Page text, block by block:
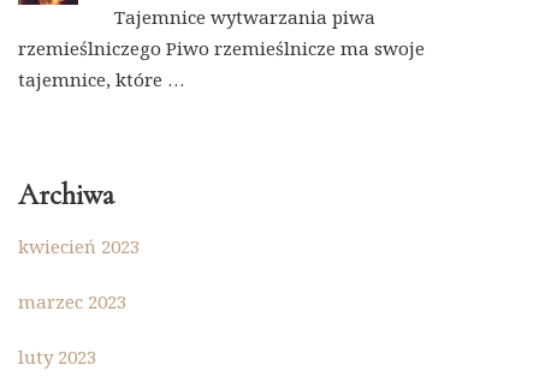
Tajemnice wytwarzania piwa
rzemieślniczego Piwo rzemieślnicze ma swoje
tajemnice, które …
Archiwa
kwiecień 2023
marzec 2023
luty 2023